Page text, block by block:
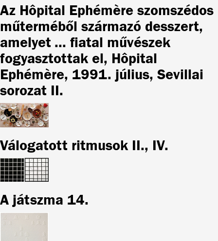
Az Hôpital Ephémère szomszédos
műterméből származó desszert,
amelyet ... fiatal művészek
fogyasztottak el, Hôpital
Ephémère, 1991. július, Sevillai
sorozat II.
Válogatott ritmusok II., IV.
A játszma 14.